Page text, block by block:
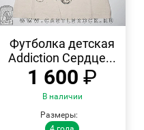
Футболка детская
Addiction Сердце...
1 600 ₽
В наличии
Размеры: